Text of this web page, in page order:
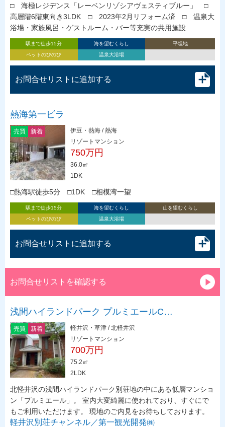
□ 海極レジデンス「レーベンリゾシアヴェスティブルー」 □
高層階6階東向き3LDK □ 2023年2月リフォーム済 □ 温泉大
浴場・家族風呂・ゲストルーム・バー等充実の共用施設
駅まで徒歩15分 海を望むくらし
平坦地
ペットのびのび
温泉大浴場
お問合せリストに追加する
熱海第一ビラ
売買 新着
伊豆・熱海 / 熱海
リゾートマンション
750万円
36.0㎡
1DK
□熱海駅徒歩5分 □1DK □相模湾一望
駅まで徒歩15分 海を望むくらし
山を望むくらし
ペットのびのび
温泉大浴場
お問合せリストに追加する
お問合せリストを確認する
浅間ハイランドパーク プルミエールC…
売買 新着
軽井沢・草津 / 北軽井沢
リゾートマンション
700万円
75.2㎡
2LDK
北軽井沢の浅間ハイランドパーク別荘地の中にある低層マンショ
ン「プルミエール」。 室内大変綺麗に使われており、すぐにで
もご利用いただけます。 現地のご内見をお待ちしております。
軽井沢別荘チャンネル／第一観光開発㈱